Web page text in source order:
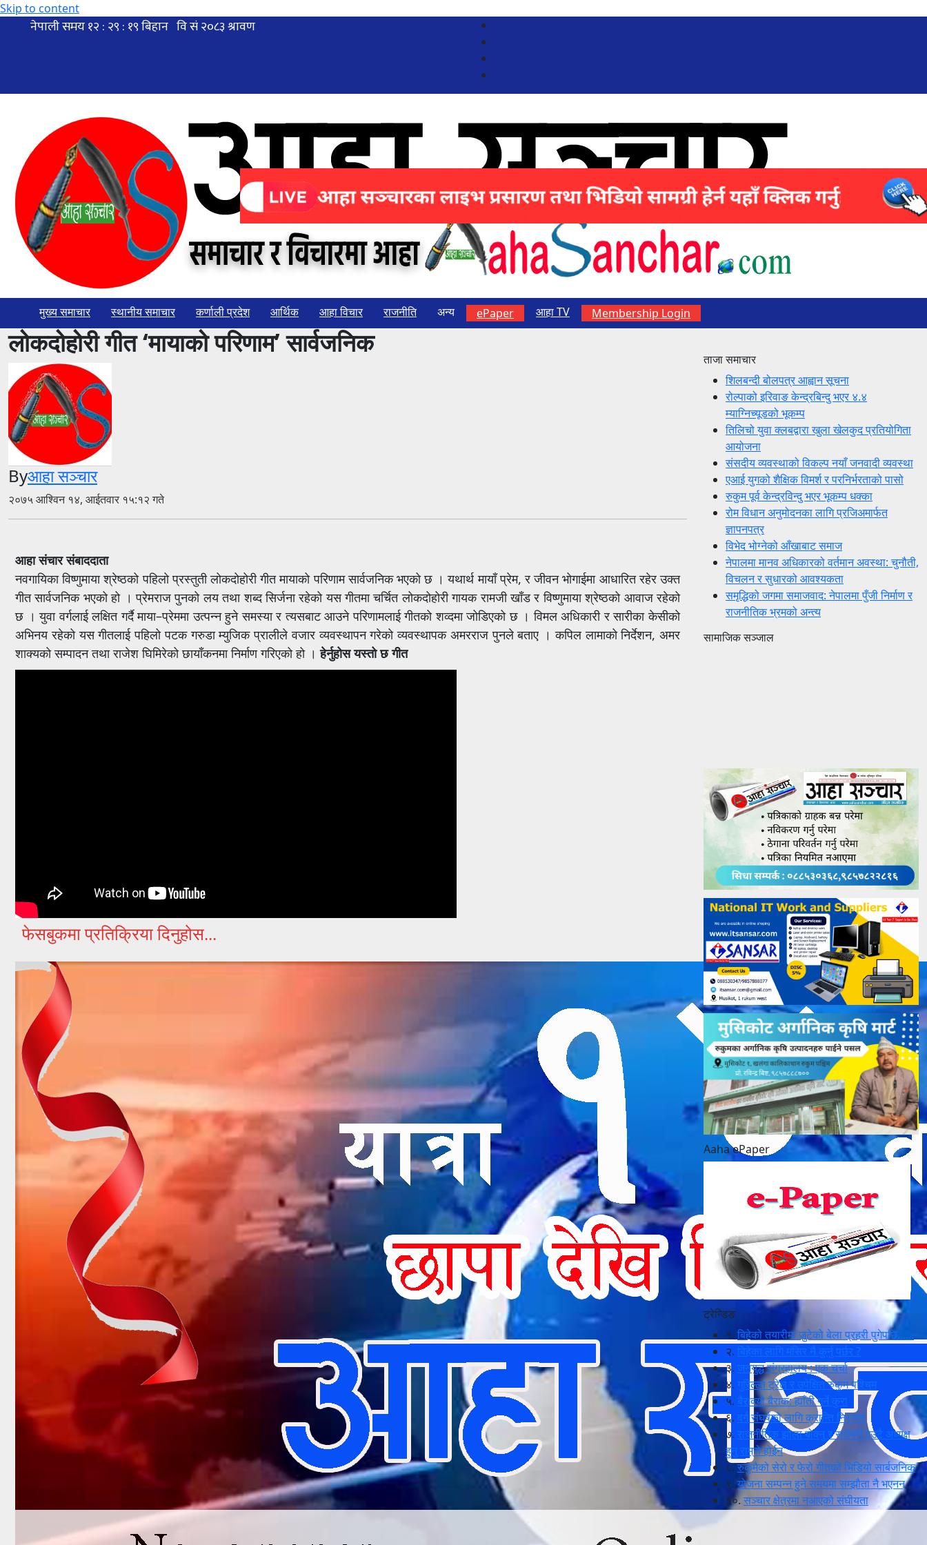
Skip to content
मुख्य समाचार स्थानीय समाचार कर्णाली प्रदेश आर्थिक आहा विचार राजनीति अन्य ePaper आहा TV Membership Login
लोकदोहोरी गीत ‘मायाको परिणाम’ सार्वजनिक
Byआहा सञ्चार
२०७५ आश्विन १४, आईतवार १५:१२ गते
आहा संचार संबाददाता
नवगायिका विष्णुमाया श्रेष्ठको पहिलो प्रस्तुती लोकदोहोरी गीत मायाको परिणाम सार्वजनिक भएको छ । यथार्थ मायाँ प्रेम, र जीवन भोगाईमा आधारित रहेर उक्त
गीत सार्वजनिक भएको हो । प्रेमराज पुनको लय तथा शब्द सिर्जना रहेको यस गीतमा चर्चित लोकदोहोरी गायक रामजी खाँड र विष्णुमाया श्रेष्ठको आवाज रहेको
छ । युवा वर्गलाई लक्षित गर्दै माया–प्रेममा उत्पन्न हुने समस्या र त्यसबाट आउने परिणामलाई गीतको शव्दमा जोडिएको छ । विमल अधिकारी र सारीका केसीको
अभिनय रहेको यस गीतलाई पहिलो पटक गरुडा म्युजिक प्रालीले वजार व्यवस्थापन गरेको व्यवस्थापक अमरराज पुनले बताए । कपिल लामाको निर्देशन, अमर
शाक्यको सम्पादन तथा राजेश घिमिरेको छायाँकनमा निर्माण गरिएको हो ।हेर्नुहोस यस्तो छ गीत
फेसबुकमा प्रतिक्रिया दिनुहोस...
ताजा समाचार
शिलबन्दी बोलपत्र आह्वान सूचना
रोल्पाको इरिवाङ केन्द्रबिन्दु भएर ४.४
म्याग्निच्यूडको भूकम्प
तिलिचो युवा क्लबद्वारा खुला खेलकुद प्रतियोगिता
आयोजना
संसदीय व्यवस्थाको विकल्प नयाँ जनवादी व्यवस्था
एआई युगको शैक्षिक विमर्श र परनिर्भरताको पासो
रुकुम पूर्व केन्द्रविन्दु भएर भूकम्प धक्का
रोम विधान अनुमोदनका लागि प्रजिअमार्फत
ज्ञापनपत्र
विभेद भोग्नेको आँखाबाट समाज
नेपालमा मानव अधिकारको वर्तमान अवस्था: चुनौती,
विचलन र सुधारको आवश्यकता
समृद्धिको जगमा समाजवाद: नेपालमा पुँजी निर्माण र
राजनीतिक भ्रमको अन्त्य
सामाजिक सञ्जाल
Aaha ePaper
ट्रेन्डिङ
१. बिहेको तयारीमा जुटेको बेला प्रहरी पुगेपछि......
२. बिहेका लागि मंसिर नै कुर्नु पर्छर ?
३. जनयुद्ध संग्रहालय : एक चर्चा
४. गुरिल्ला ट्रेल र उपेक्षित रुकुम पश्चिम
५. बैराक्यौ बैराक: ह्याँती गर्ने कुरा
६. वर्ग संघर्षको लागि क्रान्ति निरन्तर
७. राजनीतिक झोला बोक्नु र सधैंभरी एउटै अध्यक्ष
हुनु राम्रो होईन
८.रुकुमैको सेरो र फेरो गीतको भिडियो सार्बजनिक
९.योजना सम्पन्न हुने समयमा सम्झौता नै भएनन्
१०. सञ्चार क्षेत्रमा नआएको संघीयता